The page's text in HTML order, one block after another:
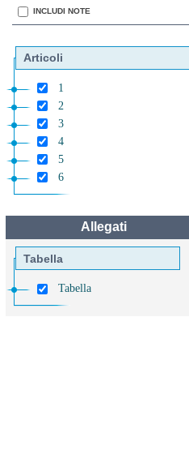
INCLUDI NOTE
Articoli
1
2
3
4
5
6
Allegati
Tabella
Tabella